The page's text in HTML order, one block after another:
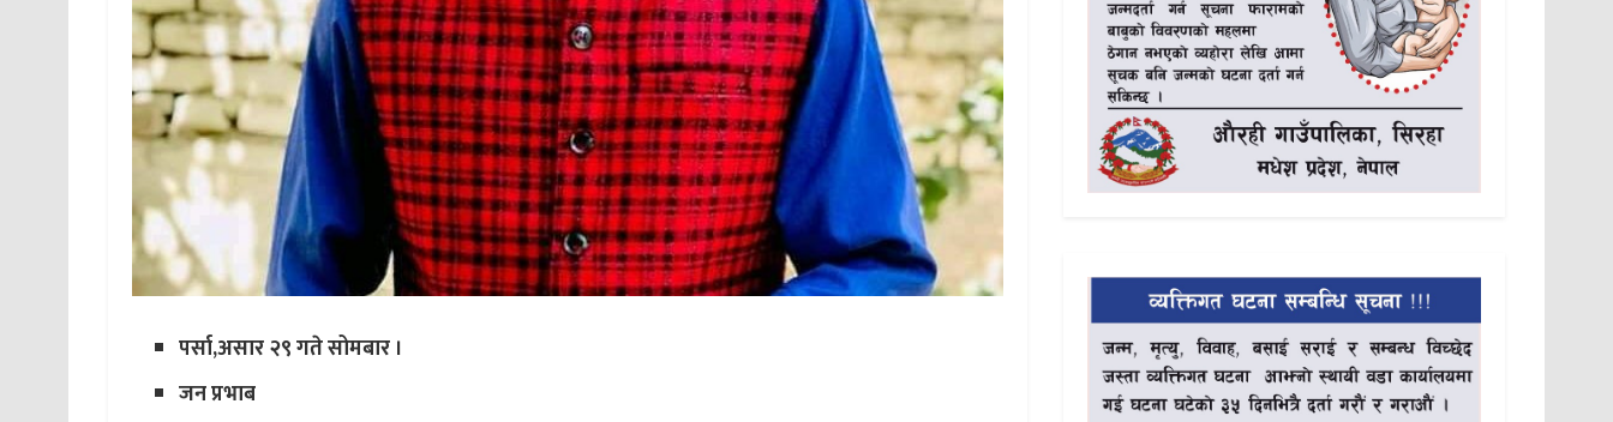
पर्सा,असार २९ गते सोमबार ।
जन प्रभाब